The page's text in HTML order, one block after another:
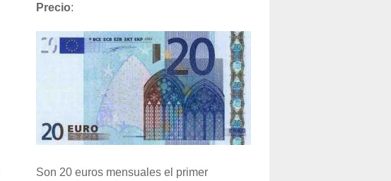
Precio:
Son 20 euros mensuales el primer